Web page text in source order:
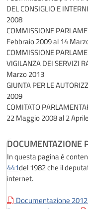
DEL CONSIGLIO E
2008
COMMISSIONE
Febbraio 2009 al 14
COMMISSIONE
VIGILANZA DEI SERVIZI
Marzo 2013
GIUNTA PER LE
2009
COMITATO
22 Maggio 2008 al 2
DOCUMENTAZIONE
In questa pagina è
441del 1982 che il
internet.
Documentazione 2012